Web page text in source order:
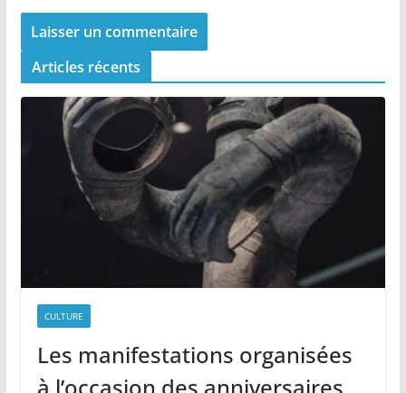
Articles récents
CULTURE
Les manifestations organisées